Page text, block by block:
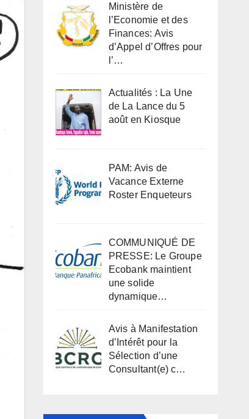
Ministère de
l’Economie et des
Finances: Avis
d’Appel d’Offres pour
l’…
Actualités : La Une
de La Lance du 5
août en Kiosque
PAM: Avis de
Vacance Externe
Roster Enqueteurs
COMMUNIQUÉ DE
PRESSE: Le Groupe
Ecobank maintient
une solide
dynamique…
Avis à Manifestation
d’Intérêt pour la
Sélection d’une
Consultant(e) c…